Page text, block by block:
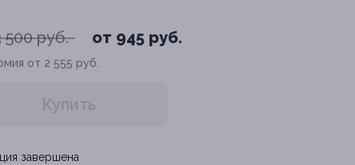
500 руб. от 945 руб.
от 2 555 руб.
Купить
завершена